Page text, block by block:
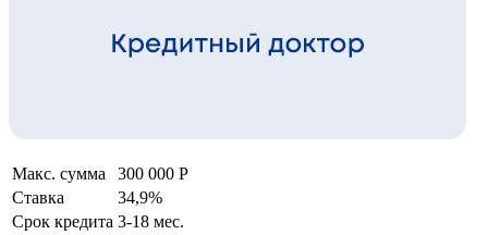
Макс. сумма
300 000 Р
Ставка
34,9%
Срок кредита 3-18 мес.